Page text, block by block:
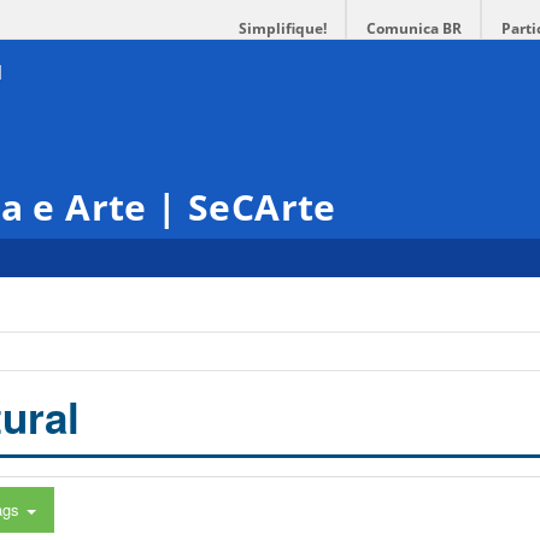
Simplifique! Comunica BR
e Arte | SeCArte